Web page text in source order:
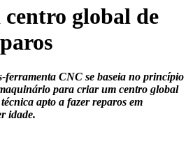
global de
ferramenta CNC se baseia no princípio
para criar um centro global
apto a fazer reparos em
idade.